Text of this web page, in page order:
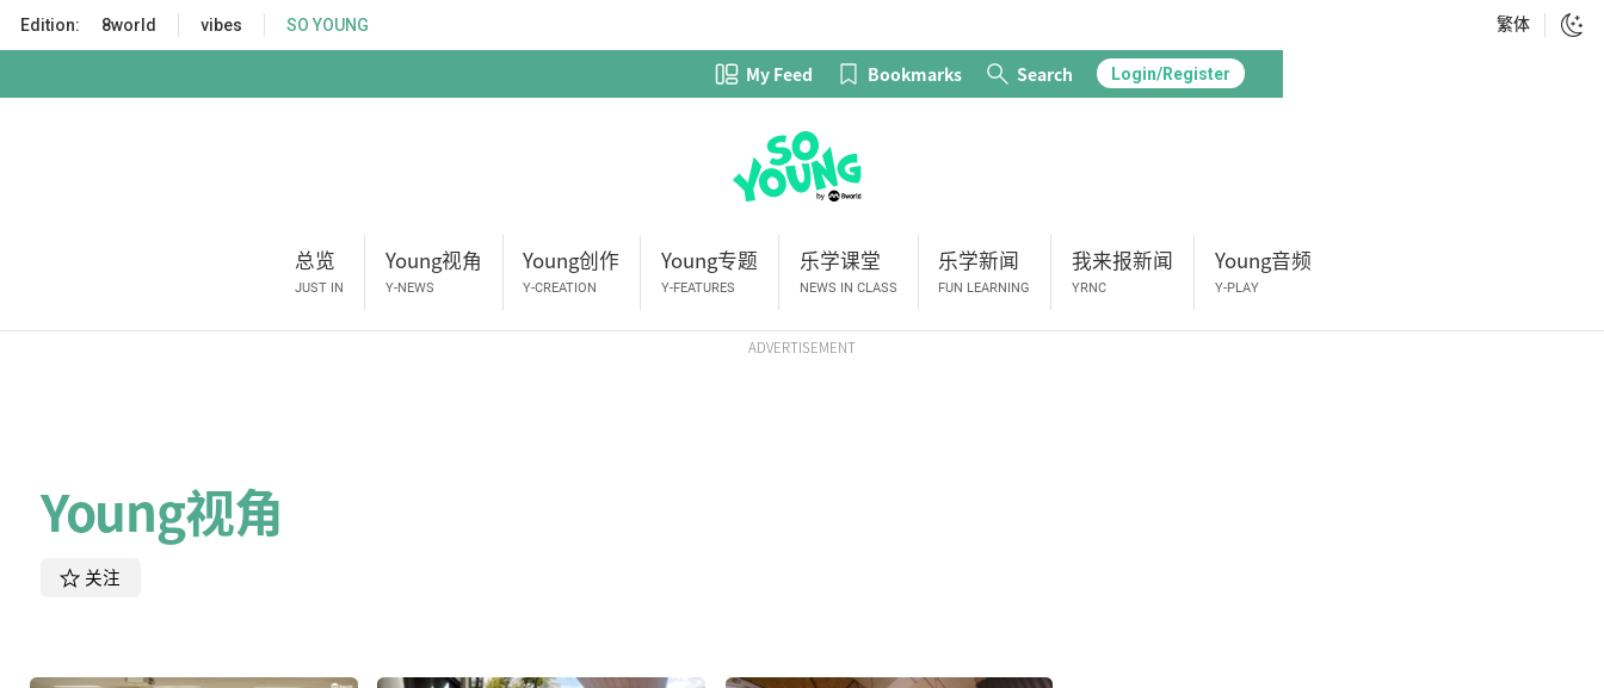
p
Edition: 8world vibes SO YOUNG 繁体
My Feed Bookmarks Search Login/Register
总览
JUST IN
Young视角
Y-NEWS
Young创作
Y-CREATION
Young专题
Y-FEATURES
乐学课堂
NEWS IN CLASS
乐学新闻
FUN LEARNING
我来报新闻
YRNC
Young音频
Y-PLAY
ADVERTISEMENT
Young视角
关注